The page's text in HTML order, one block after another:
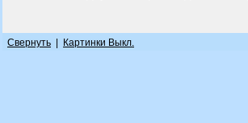
Свернуть Картинки Выкл.